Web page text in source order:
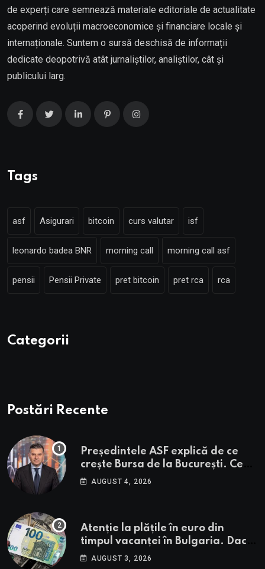
de experți care semnează materiale editoriale de actualitate
acoperind evoluții macroeconomice și financiare locale și
internaționale. Suntem o sursă deschisă de informații
dedicate deopotrivă atât jurnaliștilor, analiștilor, cât și
publicului larg.
Tags
asf Asigurari bitcoin curs valutar isf
leonardo badea BNR morning call morning call asf
pensii Pensii Private pret bitcoin pret rca rca
Categorii
Postări Recente
Președintele ASF explică de ce
crește Bursa de la București. Ce
urmează pentru BVB potrivit lui
AUGUST 4, 2026
Atenție la plățile în euro din
timpul vacanței în Bulgaria. Dacă
în România cele mai falsificate
AUGUST 3, 2026